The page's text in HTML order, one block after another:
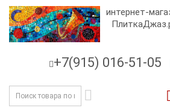
интернет-
+7(915) 016-51-05